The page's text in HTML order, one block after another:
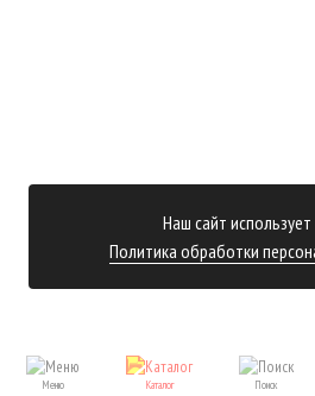
Меню Каталог Поиск
Наш сайт
Политика обработки